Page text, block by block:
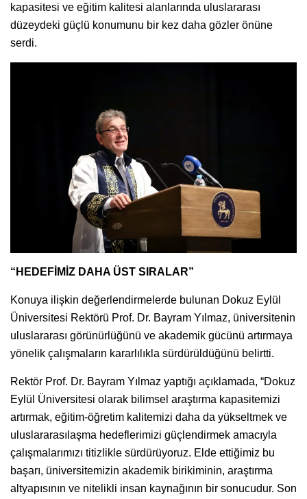
kapasitesi ve eğitim kalitesi alanlarında uluslararası
düzeydeki güçlü konumunu bir kez daha gözler önüne
serdi.
“HEDEFİMİZ DAHA ÜST SIRALAR”
Konuya ilişkin değerlendirmelerde bulunan Dokuz Eylül
Üniversitesi Rektörü Prof. Dr. Bayram Yılmaz, üniversitenin
uluslararası görünürlüğünü ve akademik gücünü artırmaya
yönelik çalışmaların kararlılıkla sürdürüldüğünü belirtti.
Rektör Prof. Dr. Bayram Yılmaz yaptığı açıklamada, “Dokuz
Eylül Üniversitesi olarak bilimsel araştırma kapasitemizi
artırmak, eğitim-öğretim kalitemizi daha da yükseltmek ve
uluslararasılaşma hedeflerimizi güçlendirmek amacıyla
çalışmalarımızı titizlikle sürdürüyoruz. Elde ettiğimiz bu
başarı, üniversitemizin akademik birikiminin, araştırma
altyapısının ve nitelikli insan kaynağının bir sonucudur. Son